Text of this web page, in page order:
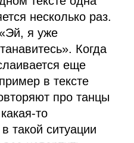
несколько раз.
я уже
Когда
еще
в тексте
про танцы
такой ситуации